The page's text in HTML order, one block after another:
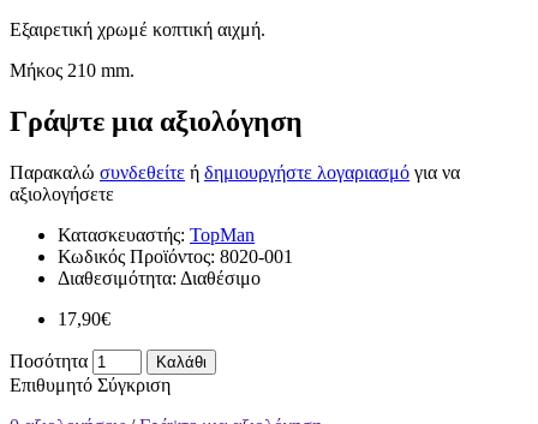
Εξαιρετική χρωμέ κοπτική αιχμή.
Μήκος 210 mm.
Γράψτε μια αξιολόγηση
Παρακαλώ συνδεθείτε ή δημιουργήστε λογαριασμό για να
αξιολογήσετε
Κατασκευαστής: TopMan
Κωδικός Προϊόντος: 8020-001
Διαθεσιμότητα: Διαθέσιμο
17,90€
Ποσότητα Καλάθι
Επιθυμητό Σύγκριση